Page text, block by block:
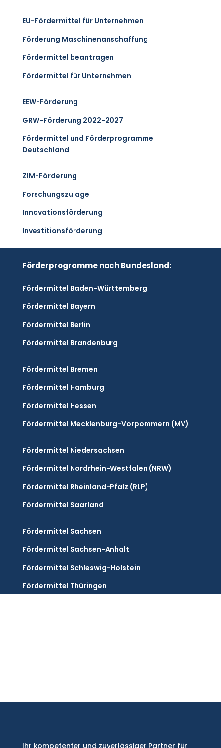
EU-Fördermittel für Unternehmen
Förderung Maschinenanschaffung
Fördermittel beantragen
Fördermittel für Unternehmen
EEW-Förderung
GRW-Förderung 2022-2027
Fördermittel und Förderprogramme
Deutschland
ZIM-Förderung
Forschungszulage
Innovationsförderung
Investitionsförderung
Förderprogramme nach Bundesland:
Fördermittel Baden-Württemberg
Fördermittel Bayern
Fördermittel Berlin
Fördermittel Brandenburg
Fördermittel Bremen
Fördermittel Hamburg
Fördermittel Hessen
Fördermittel Mecklenburg-Vorpommern (MV)
Fördermittel Niedersachsen
Fördermittel Nordrhein-Westfalen (NRW)
Fördermittel Rheinland-Pfalz (RLP)
Fördermittel Saarland
Fördermittel Sachsen
Fördermittel Sachsen-Anhalt
Fördermittel Schleswig-Holstein
Fördermittel Thüringen
Ihr kompetenter und zuverlässiger Partner für